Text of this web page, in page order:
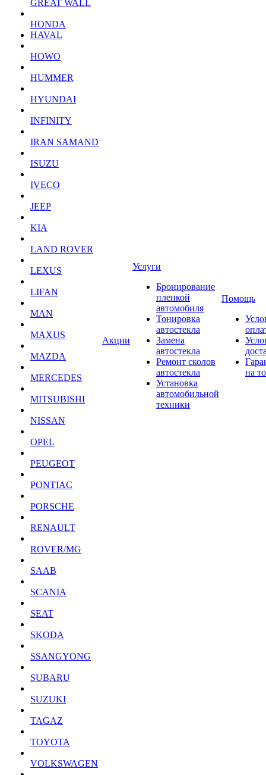
GREAT WALL
HONDA
HAVAL
HOWO
HUMMER
HYUNDAI
INFINITY
IRAN SAMAND
ISUZU
IVECO
JEEP
KIA
LAND ROVER
LEXUS
LIFAN
MAN
MAXUS
MAZDA
MERCEDES
MITSUBISHI
NISSAN
OPEL
PEUGEOT
PONTIAC
PORSCHE
RENAULT
ROVER/MG
SAAB
SCANIA
SEAT
SKODA
SSANGYONG
SUBARU
SUZUKI
TAGAZ
TOYOTA
VOLKSWAGEN
Акции
Услуги
Бронирование
пленкой
автомобиля
Тонировка
автостекла
Замена
автостекла
Ремонт сколов
автостекла
Установка
автомобильной
техники
Помощь
на